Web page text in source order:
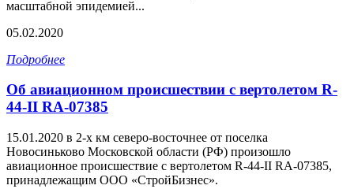
масштабной эпидемией...
05.02.2020
Подробнее
Об авиационном происшествии с вертолетом R-
44-II RA-07385
15.01.2020 в 2-х км северо-восточнее от поселка
Новосиньково Московской области (РФ) произошло
авиационное происшествие с вертолетом R-44-II RA-07385,
принадлежащим ООО «СтройБизнес».